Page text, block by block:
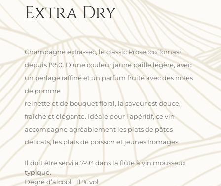
Extra Dry
Champagne extra-sec, le classic Prosecco Tomasi
depuis 1950. D’une couleur jaune paille légère, avec
un perlage raffiné et un parfum fruité avec des notes
de pomme
reinette et de bouquet floral, la saveur est douce,
fraîche et élégante. Idéale pour l’apéritif, ce vin
accompagne agréablement les plats de pâtes
délicats, les plats de poisson et jeunes fromages.
Il doit être servi à 7-9°, dans la flûte à vin mousseux
typique.
Degré d’alcool : 11 % vol